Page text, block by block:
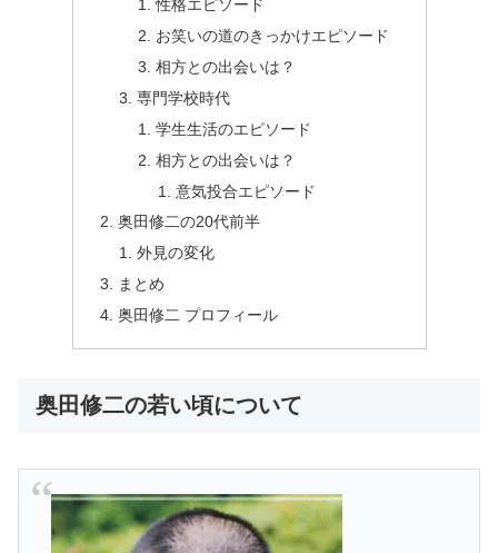
性格エピソード
お笑いの道のきっかけエピソード
相方との出会いは？
専門学校時代
学生生活のエピソード
相方との出会いは？
意気投合エピソード
奥田修二の20代前半
外見の変化
まとめ
奥田修二 プロフィール
奥田修二の若い頃について